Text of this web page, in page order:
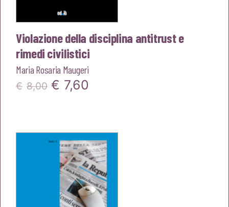
Violazione della disciplina antitrust e
rimedi civilistici
Maria Rosaria Maugeri
€ 8,00 Il
era:
€8,00.
€ 7,60
è:
€7,60.